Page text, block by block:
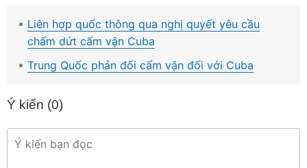
Liên hợp quốc thông qua nghị quyết yêu cầu
chấm dứt cấm vận Cuba
Trung Quốc phản đối cấm vận đối với Cuba
Ý kiến (0)